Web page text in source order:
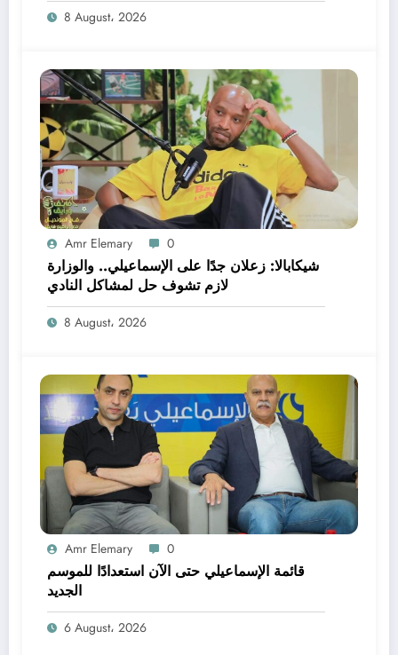
8 August، 2026
Amr Elemary 0
شيكابالا: زعلان جدًا على الإسماعيلي.. والوزارة
لازم تشوف حل لمشاكل النادي
8 August، 2026
Amr Elemary 0
قائمة الإسماعيلي حتى الآن استعدادًا للموسم
الجديد
6 August، 2026